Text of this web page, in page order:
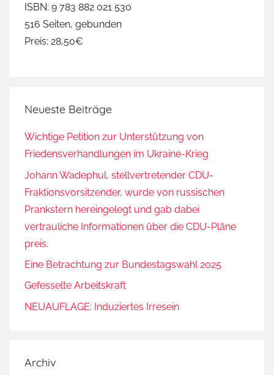
ISBN: 9 783 882 021 530
516 Seiten, gebunden
Preis: 28,50€
Neueste Beiträge
Wichtige Petition zur Unterstützung von
Friedensverhandlungen im Ukraine-Krieg
Johann Wadephul, stellvertretender CDU-
Fraktionsvorsitzender, wurde von russischen
Prankstern hereingelegt und gab dabei
vertrauliche Informationen über die CDU-Pläne
preis.
Eine Betrachtung zur Bundestagswahl 2025
Gefesselte Arbeitskraft
NEUAUFLAGE: Induziertes Irresein
Archiv